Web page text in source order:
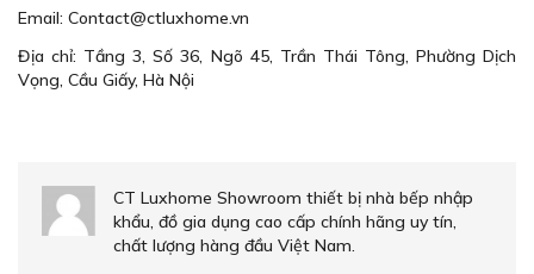
Email: Contact@ctluxhome.vn
Địa chỉ: Tầng 3, Số 36, Ngõ 45, Trần Thái Tông, Phường Dịch
Vọng, Cầu Giấy, Hà Nội
CT Luxhome Showroom thiết bị nhà bếp nhập
khẩu, đồ gia dụng cao cấp chính hãng uy tín,
chất lượng hàng đầu Việt Nam.